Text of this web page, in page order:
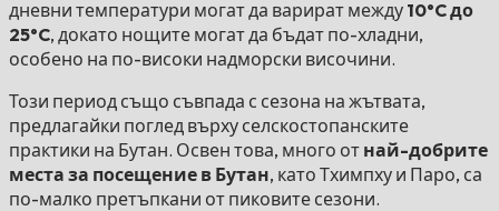
дневни температури могат да варират между 10°C до
25°C, докато нощите могат да бъдат по-хладни,
особено на по-високи надморски височини.
Този период също съвпада с сезона на жътвата,
предлагайки поглед върху селскостопанските
практики на Бутан. Освен това, много от най-добрите
места за посещение в Бутан, като Тхимпху и Паро, са
по-малко претъпкани от пиковите сезони.